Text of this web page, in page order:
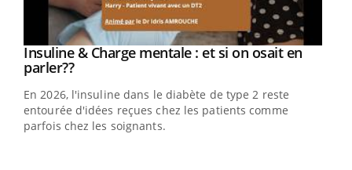
Youtube
Insuline & Charge mentale : et si on osait en
parler??Youtube
En 2026, l'insuline dans le diabète de type 2 reste
entourée d'idées reçues chez les patients comme
parfois chez les soignants.